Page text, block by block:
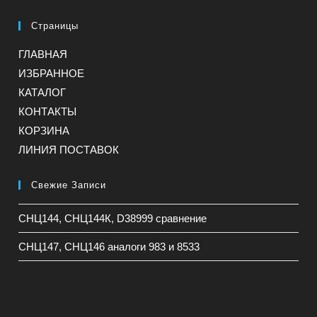
Страницы
ГЛАВНАЯ
ИЗБРАННОЕ
КАТАЛОГ
КОНТАКТЫ
КОРЗИНА
ЛИНИЯ ПОСТАВОК
Свежие Записи
СНЦ144, СНЦ144К, D38999 сравнение
СНЦ147, СНЦ146 аналоги 983 и 8533